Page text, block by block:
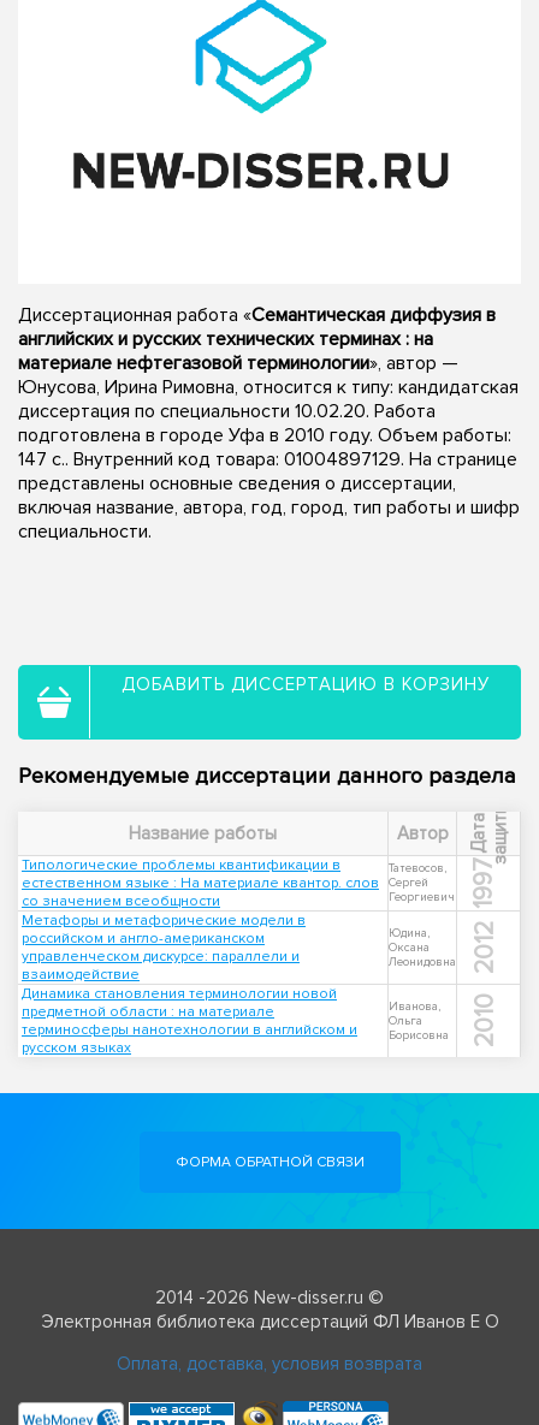
Диссертационная работа «Семантическая диффузия в
английских и русских технических терминах : на
материале нефтегазовой терминологии», автор —
Юнусова, Ирина Римовна, относится к типу: кандидатская
диссертация по специальности 10.02.20. Работа
подготовлена в городе Уфа в 2010 году. Объем работы:
147 с.. Внутренний код товара: 01004897129. На странице
представлены основные сведения о диссертации,
включая название, автора, год, город, тип работы и шифр
специальности.
ДОБАВИТЬ ДИССЕРТАЦИЮ В КОРЗИНУ
Рекомендуемые диссертации данного раздела
Название работы Автор Д
а
т
а
з
а
щ
и
т ы
Типологические проблемы квантификации в
естественном языке : На материале квантор. слов
со значением всеобщности
Татевосов,
Сергей
Георгиевич
1997
Метафоры и метафорические модели в
российском и англо-американском
управленческом дискурсе: параллели и
взаимодействие
Юдина,
Оксана
Леонидовна
2012
Динамика становления терминологии новой
предметной области : на материале
терминосферы нанотехнологии в английском и
русском языках
Иванова,
Ольга
Борисовна
2010
ФОРМА ОБРАТНОЙ СВЯЗИ
2014 -2026 New-disser.ru ©
Электронная библиотека диссертаций ФЛ Иванов Е О
Оплата, доставка, условия возврата